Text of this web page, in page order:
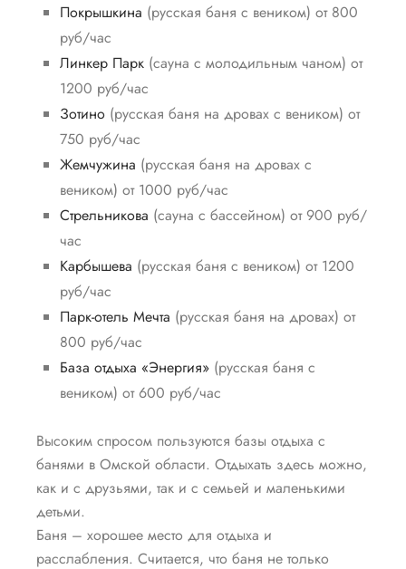
Покрышкина (русская баня с веником) от 800
руб/час
Линкер Парк (сауна с молодильным чаном) от
1200 руб/час
Зотино (русская баня на дровах с веником) от
750 руб/час
Жемчужина (русская баня на дровах с
веником) от 1000 руб/час
Стрельникова (сауна с бассейном) от 900 руб/
час
Карбышева (русская баня с веником) от 1200
руб/час
Парк-отель Мечта (русская баня на дровах) от
800 руб/час
База отдыха «Энергия» (русская баня с
веником) от 600 руб/час
Высоким спросом пользуются базы отдыха с
банями в Омской области. Отдыхать здесь можно,
как и с друзьями, так и с семьей и маленькими
детьми.
Баня – хорошее место для отдыха и
расслабления. Считается, что баня не только